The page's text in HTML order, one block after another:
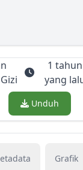
1 tahun
yang
Download
Unduh
Grafik